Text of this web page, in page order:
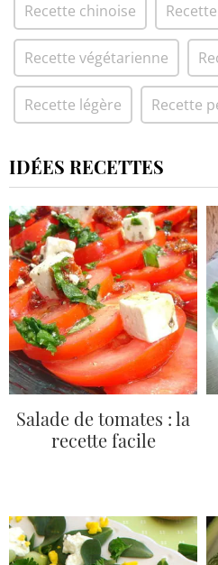
Recette chinoise
Recette végétarienne
Recette légère Recette
IDÉES RECETTES
Salade de tomates : la
recette facile